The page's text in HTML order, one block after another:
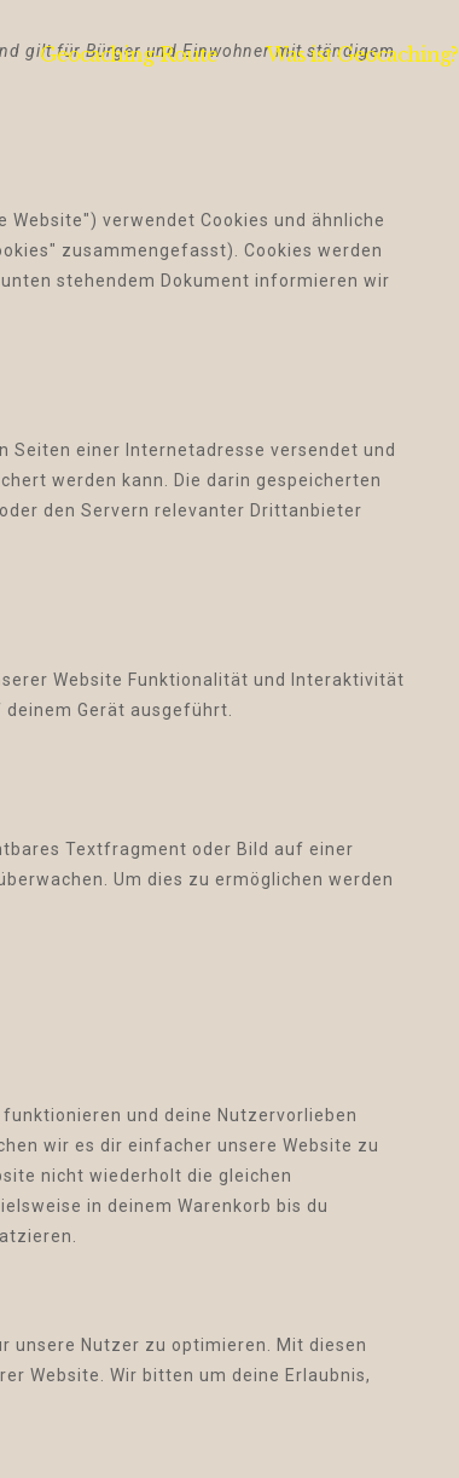
Geocaching-Route Was ist Geocaching?
gilt für Bürger und Einwohner mit ständigem
Website") verwendet Cookies und ähnliche
zusammengefasst). Cookies werden
stehendem Dokument informieren wir
Seiten einer Internetadresse versendet und
werden kann. Die darin gespeicherten
den Servern relevanter Drittanbieter
Website Funktionalität und Interaktivität
Gerät ausgeführt.
Textfragment oder Bild auf einer
Um dies zu ermöglichen werden
und deine Nutzervorlieben
wir es dir einfacher unsere Website zu
nicht wiederholt die gleichen
in deinem Warenkorb bis du
unsere Nutzer zu optimieren. Mit diesen
Website. Wir bitten um deine Erlaubnis,